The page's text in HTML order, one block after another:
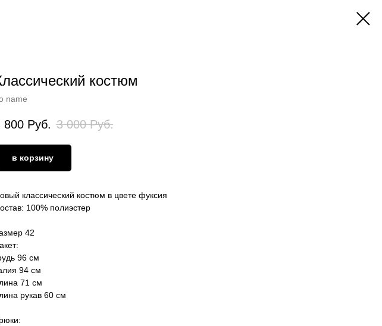
костюм
name
800 Руб. 3 000 Руб.
в корзину
классический костюм в цвете фуксия
100% полиэстер
42
96 см
94 см
71 см
рукав 60 см